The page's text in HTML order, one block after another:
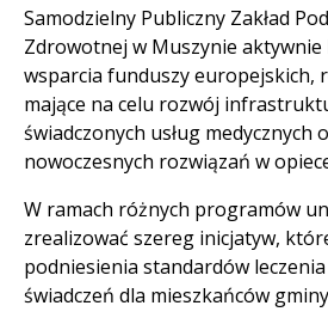
Treść
Samodzielny Publiczny Zakład
Zdrowotnej w Muszynie aktywnie
wsparcia funduszy europejskich,
mające na celu rozwój
świadczonych usług medycznych
nowoczesnych rozwiązań w
W ramach różnych programów
zrealizować szereg inicjatyw,
podniesienia standardów
świadczeń dla mieszkańców